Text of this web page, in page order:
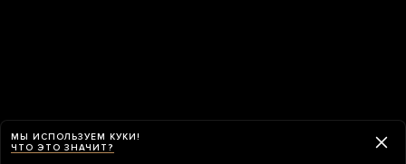
МЫ ИСПОЛЬЗУЕМ КУКИ!
ЧТО ЭТО ЗНАЧИТ?